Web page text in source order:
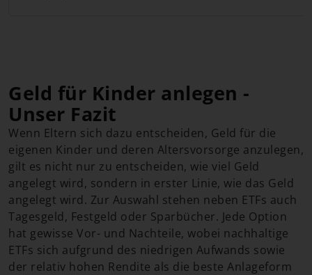
Geld für Kinder anlegen -
Unser Fazit
Wenn Eltern sich dazu entscheiden, Geld für die
eigenen Kinder und deren Altersvorsorge anzulegen,
gilt es nicht nur zu entscheiden, wie viel Geld
angelegt wird, sondern in erster Linie, wie das Geld
angelegt wird. Zur Auswahl stehen neben ETFs auch
Tagesgeld, Festgeld oder Sparbücher. Jede Option
hat gewisse Vor- und Nachteile, wobei nachhaltige
ETFs sich aufgrund des niedrigen Aufwands sowie
der relativ hohen Rendite als die beste Anlageform